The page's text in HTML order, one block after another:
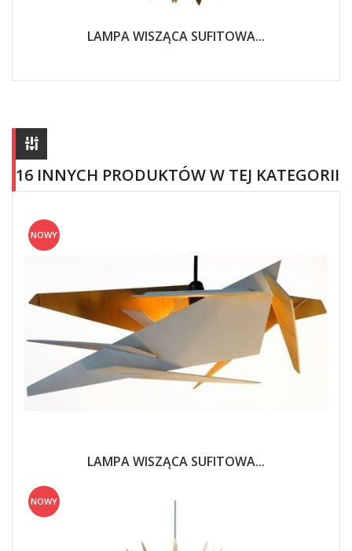
LAMPA WISZĄCA SUFITOWA...
16 INNYCH PRODUKTÓW W TEJ KATEGORII
LAMPA WISZĄCA SUFITOWA...
NOWY
NOWY